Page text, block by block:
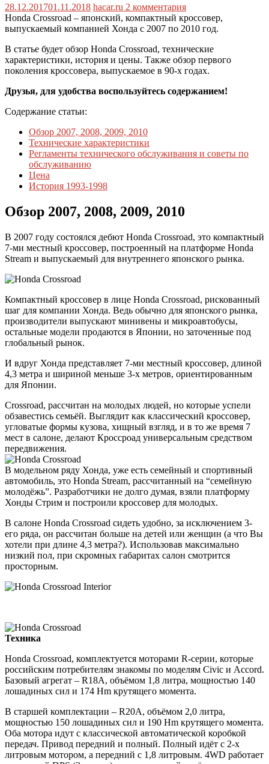
28.12.201701.11.2018 hacar.ru 2 комментария
Honda Crossroad – японский, компактный кроссовер,
выпускаемый компанией Хонда с 2007 по 2010 год.
В статье будет обзор Honda Crossroad, технические
характеристики, история и цены. Также обзор первого
поколения кроссовера, выпускаемое в 90-х годах.
Друзья, для удобства воспользуйтесь содержанием!
Содержание статьи:
Обзор 2007, 2008, 2009, 2010
Технические характеристики
Регламенты технического обслуживания и советы по
обслуживанию
Цена
История 1993-1998
Обзор 2007, 2008, 2009, 2010
В 2007 году состоялся дебют Honda Crossroad, это компактный
7-ми местный кроссовер, построенный на платформе Honda
Stream и выпускаемый для внутреннего японского рынка.
Компактный кроссовер в лице Honda Crossroad, рискованный
шаг для компании Хонда. Ведь обычно для японского рынка,
производители выпускают минивены и микроавтобусы,
остальные модели продаются в Японии, но заточенные под
глобальный рынок.
И вдруг Хонда представляет 7-ми местный кроссовер, длиной
4,3 метра и шириной меньше 3-х метров, ориентированным
для Японии.
Crossroad, рассчитан на молодых людей, но которые успели
обзавестись семьёй. Выглядит как классический кроссовер,
угловатые формы кузова, хищный взгляд, и в то же время 7
мест в салоне, делают Кроссроад универсальным средством
передвижения.
В модельном ряду Хонда, уже есть семейный и спортивный
автомобиль, это Honda Stream, рассчитанный на “семейную
молодёжь”. Разработчики не долго думая, взяли платформу
Хонды Стрим и построили кроссовер для молодых.
В салоне Honda Crossroad сидеть удобно, за исключением 3-
его ряда, он рассчитан больше на детей или женщин (а что Вы
хотели при длине 4,3 метра?). Использовав максимально
низкий пол, при скромных габаритах салон смотрится
просторным.
Техника
Honda Crossroad, комплектуется моторами R-серии, которые
российским потребителям знакомы по моделям Civic и Accord.
Базовый агрегат – R18A, объёмом 1,8 литра, мощностью 140
лошадиных сил и 174 Hm крутящего момента.
В старшей комплектации – R20A, объёмом 2,0 литра,
мощностью 150 лошадиных сил и 190 Hm крутящего момента.
Оба мотора идут с классической автоматической коробкой
передач. Привод передний и полный. Полный идёт с 2-х
литровым мотором, а передний с 1,8 литровым. 4WD работает